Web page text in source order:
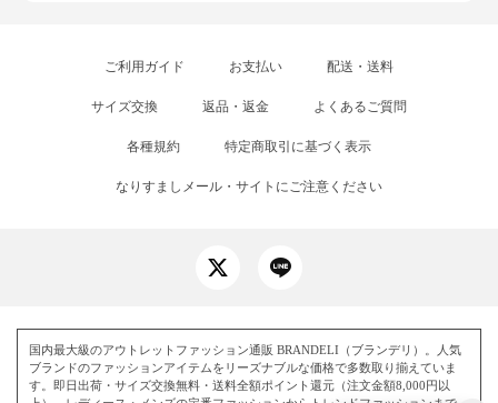
ご利用ガイド お支払い 配送・送料
サイズ交換 返品・返金 よくあるご質問
各種規約 特定商取引に基づく表示
なりすましメール・サイトにご注意ください
国内最大級のアウトレットファッション通販 BRANDELI（ブランデリ）。人気
ブランドのファッションアイテムをリーズナブルな価格で多数取り揃えていま
す。即日出荷・サイズ交換無料・送料全額ポイント還元（注文金額8,000円以